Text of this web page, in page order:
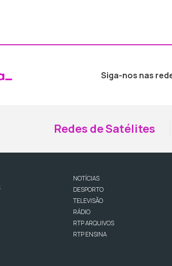
Siga-nos nas
Redes de Satélites
NOTÍCIAS
DESPORTO
TELEVISÃO
RÁDIO
RTP ARQUIVOS
RTP ENSINA